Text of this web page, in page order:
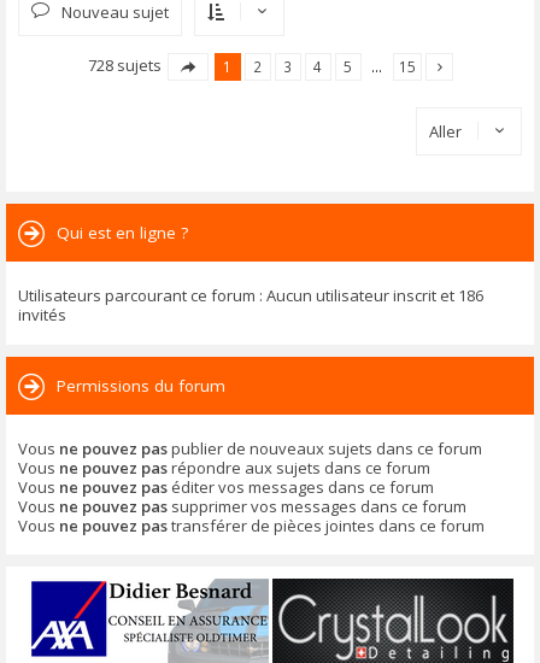
Nouveau sujet
728 sujets 1 2 3 4 5 … 15
Aller
Qui est en ligne ?
Utilisateurs parcourant ce forum : Aucun utilisateur inscrit et 186
invités
Permissions du forum
Vous ne pouvez paspublier de nouveaux sujets dans ce forum
Vous ne pouvez pasrépondre aux sujets dans ce forum
Vous ne pouvez pas éditer vos messages dans ce forum
Vous ne pouvez pas supprimer vos messages dans ce forum
Vous ne pouvez pastransférer de pièces jointes dans ce forum